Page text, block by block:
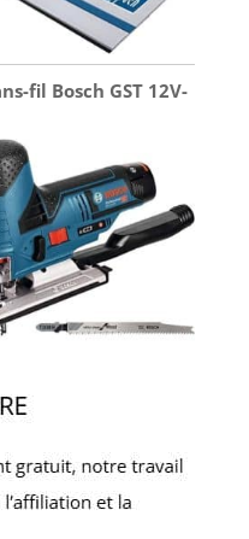
fil Bosch GST 12V-